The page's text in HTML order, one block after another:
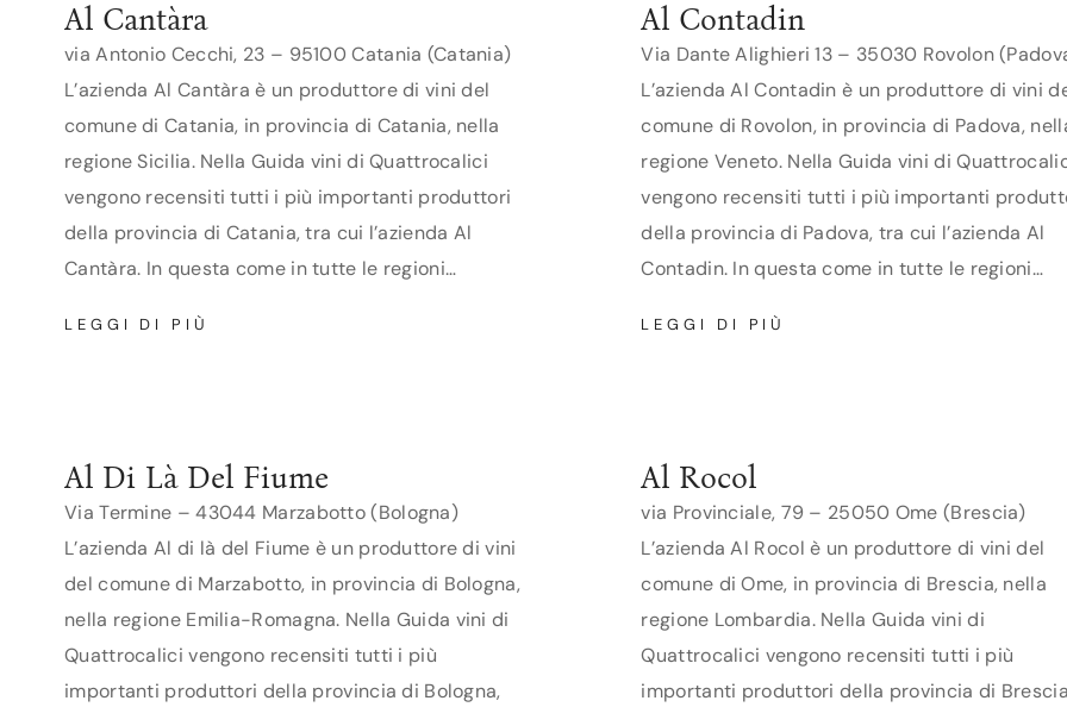
Al Cantàra
via Antonio Cecchi, 23 – 95100 Catania (Catania)
L’azienda Al Cantàra è un produttore di vini del
comune di Catania, in provincia di Catania, nella
regione Sicilia. Nella Guida vini di Quattrocalici
vengono recensiti tutti i più importanti produttori
della provincia di Catania, tra cui l’azienda Al
Cantàra. In questa come in tutte le regioni…
LEGGI DI PIÙ
Al Contadin
Via Dante Alighieri 13 – 35030 Rovolon
L’azienda Al Contadin è un produttore di vini
comune di Rovolon, in provincia di Padova,
regione Veneto. Nella Guida vini di
vengono recensiti tutti i più importanti
della provincia di Padova, tra cui l’azienda Al
Contadin. In questa come in tutte le regioni…
LEGGI DI PIÙ
Al Di Là Del Fiume
Via Termine – 43044 Marzabotto (Bologna)
L’azienda Al di là del Fiume è un produttore di vini
del comune di Marzabotto, in provincia di Bologna,
nella regione Emilia-Romagna. Nella Guida vini di
Quattrocalici vengono recensiti tutti i più
importanti produttori della provincia di Bologna,
Al Rocol
via Provinciale, 79 – 25050 Ome (Brescia)
L’azienda Al Rocol è un produttore di vini del
comune di Ome, in provincia di Brescia, nella
regione Lombardia. Nella Guida vini di
Quattrocalici vengono recensiti tutti i più
importanti produttori della provincia di